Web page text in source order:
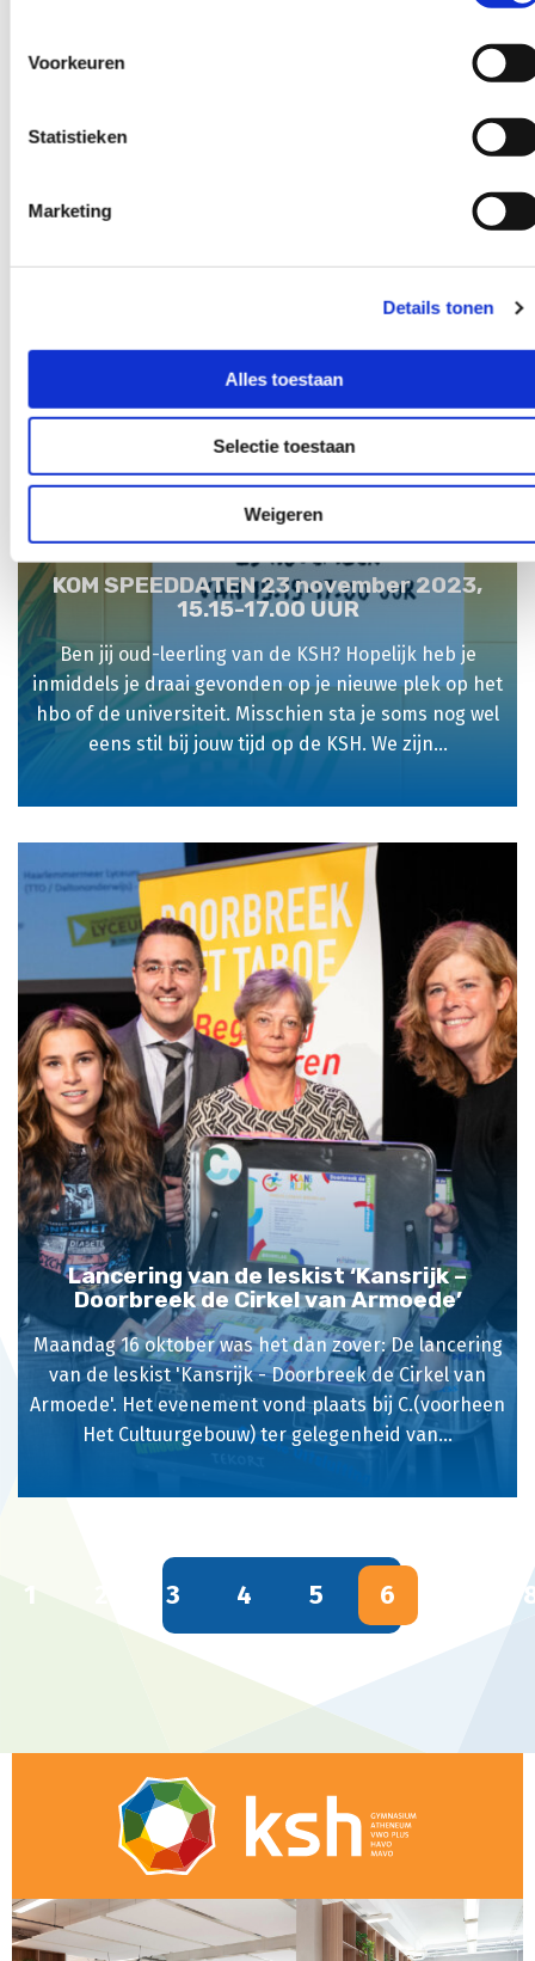
Voorkeuren
Statistieken
Marketing
Details tonen
Alles toestaan
Selectie toestaan
Weigeren
KOM SPEEDDATEN 23 november 2023,
15.15-17.00 UUR
Ben jij oud-leerling van de KSH? Hopelijk heb je
inmiddels je draai gevonden op je nieuwe plek op het
hbo of de universiteit. Misschien sta je soms nog wel
eens stil bij jouw tijd op de KSH. We zijn...
Lancering van de leskist ‘Kansrijk –
Doorbreek de Cirkel van Armoede’
Maandag 16 oktober was het dan zover: De lancering
van de leskist 'Kansrijk - Doorbreek de Cirkel van
Armoede'. Het evenement vond plaats bij C.(voorheen
Het Cultuurgebouw) ter gelegenheid van...
1 3 4 5 6